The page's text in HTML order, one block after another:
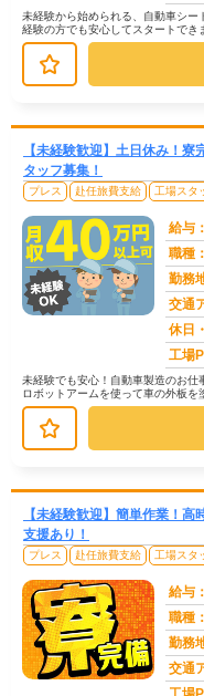
未経験から始められる、自動車シ
経験の方でも安心してスタートでき
自動機に部品をセットし、スタート
【未経験歓迎】土日休み！
タッフ募集！
プレス 赴任旅費支給 工場スタ
給与：
職種：
勤務
交通
休日
工場
未経験でも安心！自動車製造のお仕
ロボットアームを使って車の外板を
る作業があります。完成した車にキ
【未経験歓迎】簡単作業！
支援あり！
プレス 赴任旅費支給 工場スタ
給与：
職種：
勤務
交通